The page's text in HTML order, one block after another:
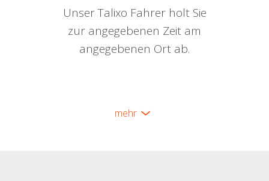
Unser Talixo Fahrer holt Sie
zur angegebenen Zeit am
angegebenen Ort ab.
mehr